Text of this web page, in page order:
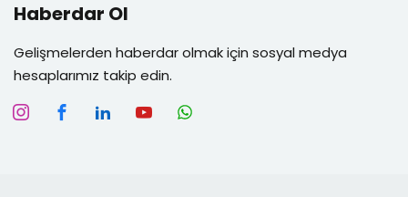
Haberdar Ol
Gelişmelerden haberdar olmak için sosyal medya
hesaplarımız takip edin.